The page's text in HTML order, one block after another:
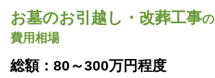
お墓のお引越し・改葬工事の
費用相場
総額：80～300万円程度